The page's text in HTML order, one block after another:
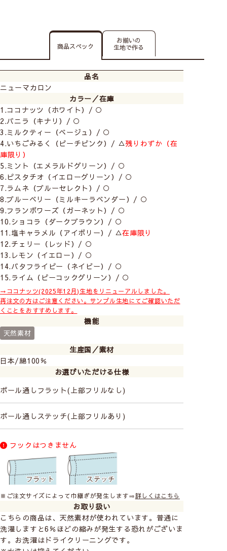
▲塩キャラメル 横幅98cm(内枠の幅×約2倍)×高さ
105cm フラットタイプ
カラーバリエーションを増やしたニューマカロン。
見てかわいく、おいしそうなカラーを揃えました。きっ
とお気に入りの色が見つかるはず。
商品スペック
お揃いの
生地で作る
品名
ニューマカロン
カラー／在庫
1.ココナッツ（ホワイト）/ ○
2.バニラ（キナリ）/ ○
3.ミルクティー（ベージュ）/ ○
4.いちごみるく（ピーチピンク）/ △残りわずか（在
庫限り）
5.ミント（エメラルドグリーン）/ ○
6.ピスタチオ（イエローグリーン）/ ○
7.ラムネ（ブルーセレクト）/ ○
8.ブルーベリー（ミルキーラベンダー）/ ○
9.フランボワーズ（ガーネット）/ ○
10.ショコラ（ダークブラウン）/ ○
11.塩キャラメル（アイボリー）/ △在庫限り
12.チェリー（レッド）/ ○
13.レモン（イエロー）/ ○
14.バタフライピー（ネイビー）/ ○
15.ライム（ピーコックグリーン）/ ○
→ココナッツ(2025年12月)生地をリニューアルしました。
再注文の方はご注意ください。サンプル生地にてご確認いただ
くことをおすすめします。
機能
天然素材
生産国／素材
日本/綿100％
お選びいただける仕様
ポール通しフラット(上部フリルなし)
ポール通しステッチ(上部フリルあり)
フックはつきません
※ご注文サイズによって巾継ぎが発生します⇒詳しくはこちら
お取り扱い
こちらの商品は、天然素材が使われています。普通に
洗濯しますと6％ほどの縮みが発生する恐れがございま
す。お洗濯はドライクリーニングです。